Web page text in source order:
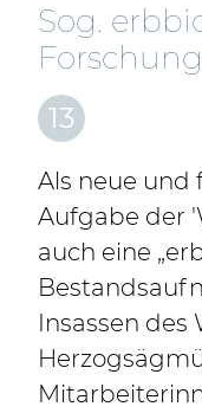
Sog.
13
Als neue und
Aufgabe der
auch eine
Insassen des